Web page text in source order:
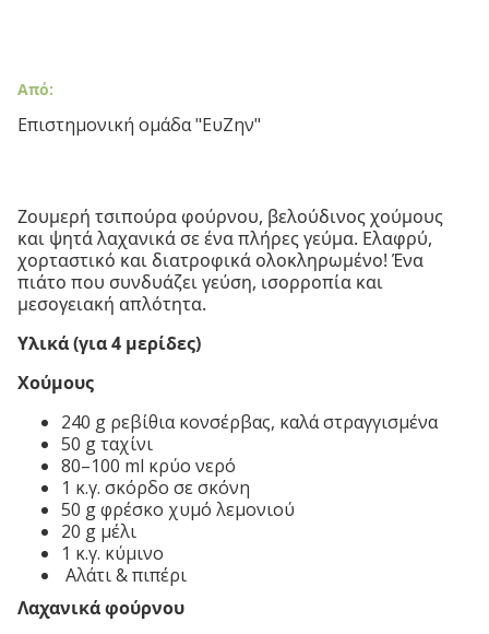
Από:
Επιστημονική ομάδα "ΕυΖην"
Ζουμερή τσιπούρα φούρνου, βελούδινος χούμους
και ψητά λαχανικά σε ένα πλήρες γεύμα. Ελαφρύ,
χορταστικό και διατροφικά ολοκληρωμένο! Ένα
πιάτο που συνδυάζει γεύση, ισορροπία και
μεσογειακή απλότητα.
Υλικά (για 4 μερίδες)
Χούμους
240 g ρεβίθια κονσέρβας, καλά στραγγισμένα
50 g ταχίνι
80–100 ml κρύο νερό
1 κ.γ. σκόρδο σε σκόνη
50 g φρέσκο χυμό λεμονιού
20 g μέλι
1 κ.γ. κύμινο
Αλάτι & πιπέρι
Λαχανικά φούρνου